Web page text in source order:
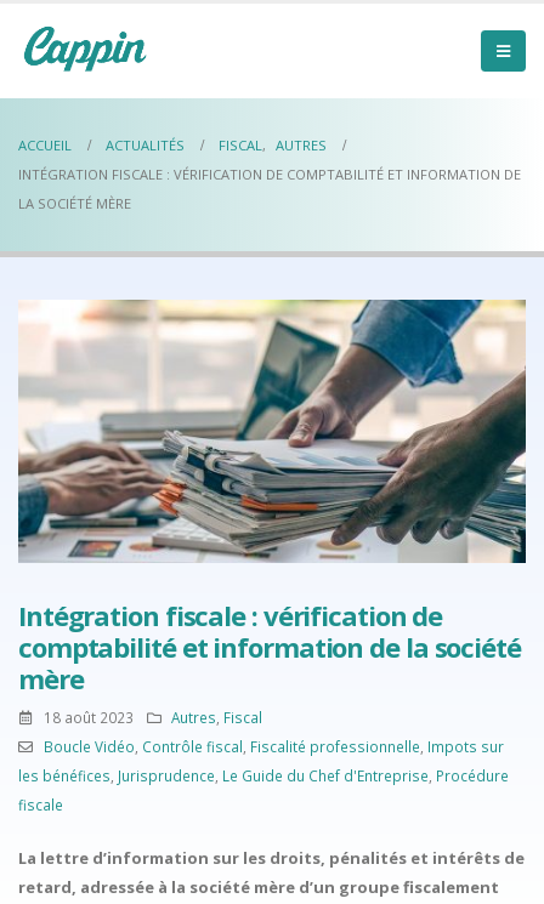
ACCUEIL ACTUALITÉS FISCAL, AUTRES
INTÉGRATION FISCALE : VÉRIFICATION DE COMPTABILITÉ ET INFORMATION DE
LA SOCIÉTÉ MÈRE
Intégration fiscale : vérification de
comptabilité et information de la société
mère
18 août 2023 Autres Fiscal
Boucle Vidéo Contrôle fiscal Fiscalité professionnelle Impots sur
les bénéfices Jurisprudence Le Guide du Chef d'Entreprise Procédure
fiscale
La lettre d’information sur les droits, pénalités et intérêts de
retard, adressée à la société mère d’un groupe fiscalement